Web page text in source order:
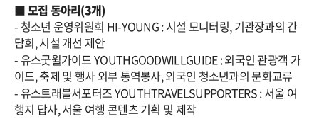
■모집 동아리(3개)
- 청소년 운영위원회 HI-YOUNG : 시설 모니터링, 기관장과의 간
담회, 시설 개선 제안
- 유스굿윌가이드 YOUTHGOODWILLGUIDE : 외국인 관광객 가
이드, 축제 및 행사 외부 통역봉사, 외국인 청소년과의 문화교류
- 유스트래블서포터즈 YOUTHTRAVELSUPPORTERS : 서울 여
행지 답사, 서울 여행 콘텐츠 기획 및 제작